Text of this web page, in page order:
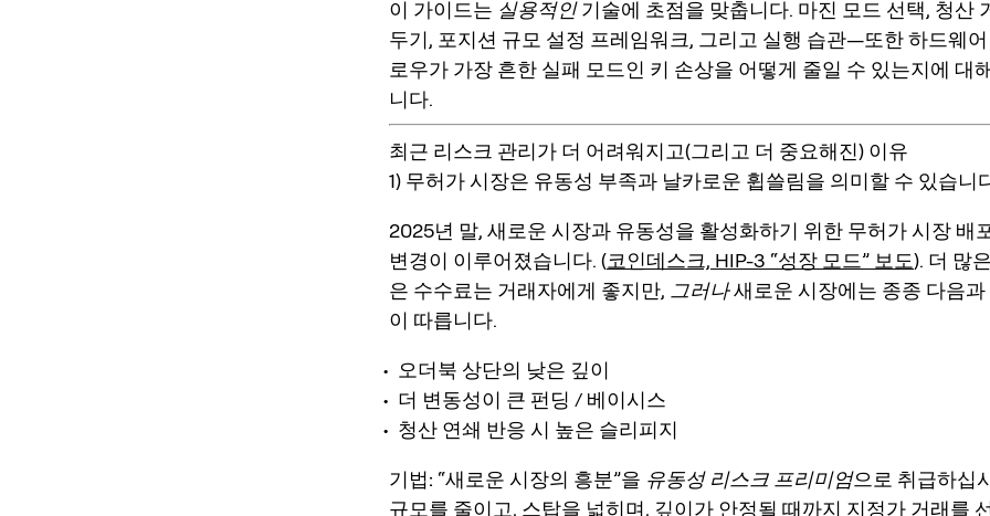
이 가이드는 실용적인기술에 초점을 맞춥니다. 마진 모드 선택, 청산
두기, 포지션 규모 설정 프레임워크, 그리고 실행 습관—또한 하드웨
로우가 가장 흔한 실패 모드인 키 손상을 어떻게 줄일 수 있는지에 대
니다.
최근 리스크 관리가 더 어려워지고(그리고 더 중요해진) 이유
1) 무허가 시장은 유동성 부족과 날카로운 휩쓸림을 의미할 수 있습니
2025년 말, 새로운 시장과 유동성을 활성화하기 위한 무허가 시장 배
변경이 이루어졌습니다. (코인데스크, HIP-3 “성장 모드” 보도). 더 많
은 수수료는 거래자에게 좋지만, 그러나새로운 시장에는 종종 다음과
이 따릅니다.
오더북 상단의 낮은 깊이
더 변동성이 큰 펀딩 / 베이시스
청산 연쇄 반응 시 높은 슬리피지
기법: “새로운 시장의 흥분”을 유동성 리스크 프리미엄으로 취급하십
규모를 줄이고, 스탑을 넓히며, 깊이가 안정될 때까지 지정가 거래를